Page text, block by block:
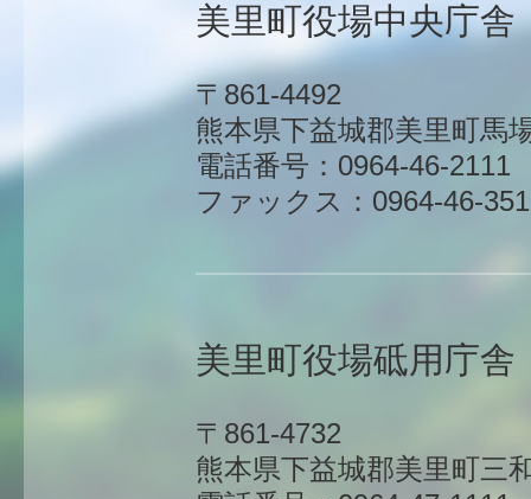
美里町役場中央庁舎
〒861-4492
熊本県下益城郡美里町馬
電話番号：0964-46-2111
ファックス：0964-46-
美里町役場砥用庁舎
〒861-4732
熊本県下益城郡美里町三